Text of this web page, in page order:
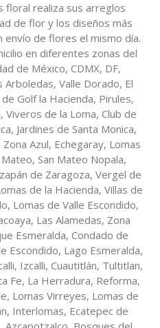
floral realiza sus arreglos
de flor y los diseños más
envío de flores el mismo día.
en diferentes zonas del
de México, CDMX, DF,
Arboledas, Valle Dorado, El
Golf la Hacienda, Pirules,
Viveros de la Loma, Club de
Jardines de Santa Monica,
Azul, Echegaray, Lomas
San Mateo Nopala,
de Zaragoza, Vergel de
de la Hacienda, Villas de
Lomas de Valle Escondido,
Las Alamedas, Zona
Esmeralda, Condado de
Escondido, Lago Esmeralda,
Izcalli, Cuautitlán, Tultitlan,
Fe, La Herradura, Reforma,
Lomas Virreyes, Lomas de
Interlomas, Ecatepec de